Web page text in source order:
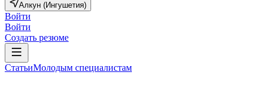
Алкун (Ингушетия)
Войти
Войти
Создать резюме
СтатьиМолодым специалистам